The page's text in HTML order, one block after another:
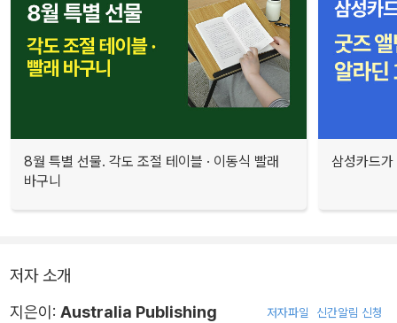
8월 특별 선물. 각도 조절 테이블 · 이동식 빨래
바구니
삼성카드
저자 소개
지은이: Australia Publishing 저자파일 신간알림 신청